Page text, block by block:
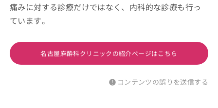
痛みに対する診療だけではなく、内科的な診療も行っ
ています。
名古屋麻酔科クリニックの紹介ページはこちら
コンテンツの誤りを送信する